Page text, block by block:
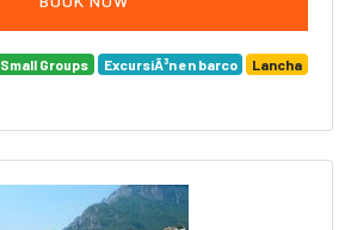
Small Groups ExcursiÃ³n en barco
Lancha